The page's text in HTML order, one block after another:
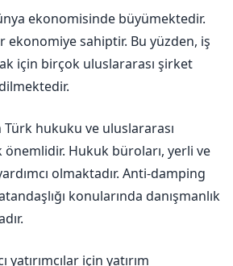
ekonomisinde büyümektedir.
ekonomiye sahiptir. Bu yüzden, iş
için birçok uluslararası şirket
Türk hukuku ve uluslararası
Hukuk büroları, yerli ve
olmaktadır. Anti-damping
konularında danışmanlık
için yatırım